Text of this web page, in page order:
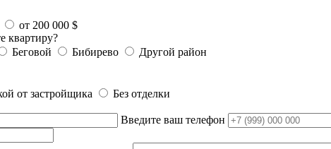
от 200 000 $
квартиру?
Беговой Бибирево Другой район
от застройщика
Без отделки
Введите ваш телефон